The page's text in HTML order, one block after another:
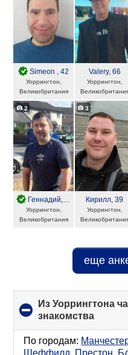
Simeon , 42
Уоррингтон,
Великобритания
Valery, 66
Уоррингтон,
2
Геннадий, 50
Уоррингтон,
Великобритания
3
Кирилл, 39
Уоррингтон,
еще
Из Уоррингтона
знакомства
to
По городам:
Шеффилд, Престон,